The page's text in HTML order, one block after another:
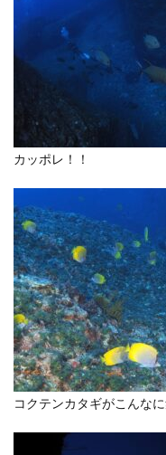
カッポレ！！
コクテンカタギがこんな